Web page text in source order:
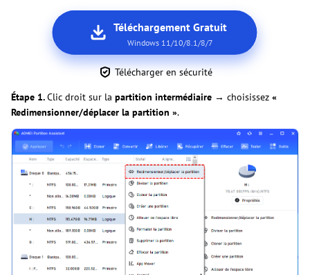
Téléchargement Gratuit
Windows 11/10/8.1/8/7
Télécharger en sécurité
Étape 1.Clic droit sur la partition intermédiaire → choisissez «
Redimensionner/déplacer la partition ».